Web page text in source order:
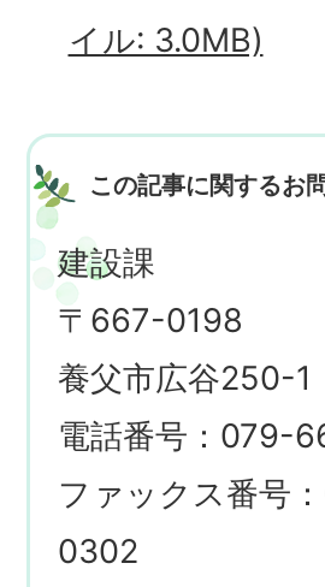
イル: 3.0MB)
この記事に関するお
建設課
〒667-0198
養父市広谷250-1
電話番号：079-
ファックス番号
0302